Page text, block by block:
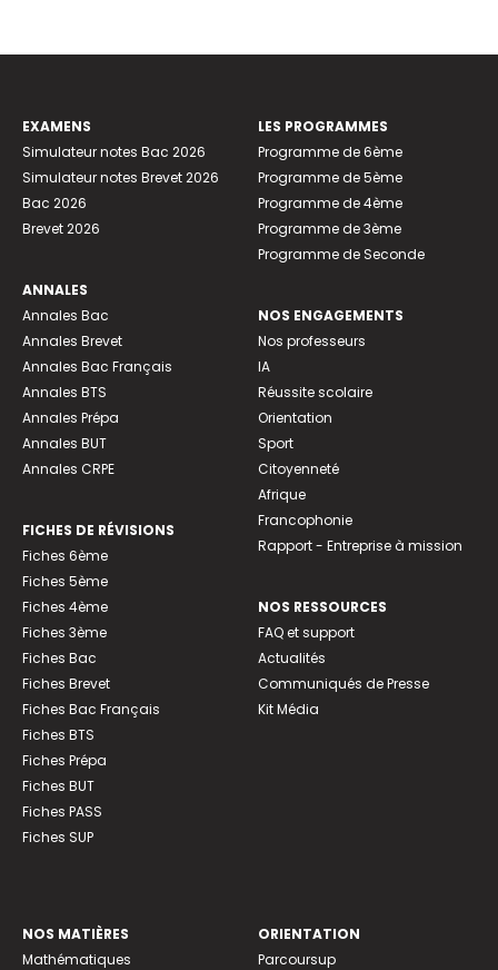
EXAMENS
Simulateur notes Bac 2026
Simulateur notes Brevet 2026
Bac 2026
Brevet 2026
ANNALES
Annales Bac
Annales Brevet
Annales Bac Français
Annales BTS
Annales Prépa
Annales BUT
Annales CRPE
FICHES DE RÉVISIONS
Fiches 6ème
Fiches 5ème
Fiches 4ème
Fiches 3ème
Fiches Bac
Fiches Brevet
Fiches Bac Français
Fiches BTS
Fiches Prépa
Fiches BUT
Fiches PASS
Fiches SUP
LES PROGRAMMES
Programme de 6ème
Programme de 5ème
Programme de 4ème
Programme de 3ème
Programme de Seconde
NOS ENGAGEMENTS
Nos professeurs
IA
Réussite scolaire
Orientation
Sport
Citoyenneté
Afrique
Francophonie
Rapport - Entreprise à mission
NOS RESSOURCES
FAQ et support
Actualités
Communiqués de Presse
Kit Média
NOS MATIÈRES
Mathématiques
ORIENTATION
Parcoursup